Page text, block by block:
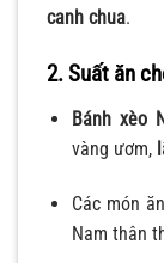
canh chua.
2. Suất ăn
Bánh xèo
vàng ươm,
Các món
Nam thân